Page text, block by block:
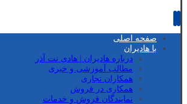
صفحه اصلی
با هادیران
درباره هادیران | هادی نت آذر
مطالب آموزشی و خبری
همکاران تجاری
همکاری در فروش
نمایندگان فروش و خدمات